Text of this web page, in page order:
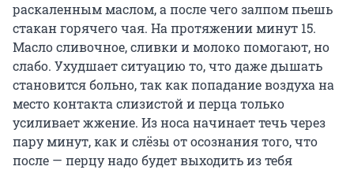
раскаленным маслом, а после чего залпом пьешь
стакан горячего чая. На протяжении минут 15.
Масло сливочное, сливки и молоко помогают, но
слабо. Ухудшает ситуацию то, что даже дышать
становится больно, так как попадание воздуха на
место контакта слизистой и перца только
усиливает жжение. Из носа начинает течь через
пару минут, как и слёзы от осознания того, что
после — перцу надо будет выходить из тебя